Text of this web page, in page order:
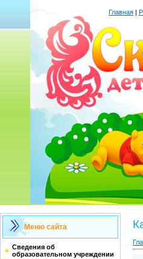
Главная |
Меню сайта
Сведения об
образовательном учреждении